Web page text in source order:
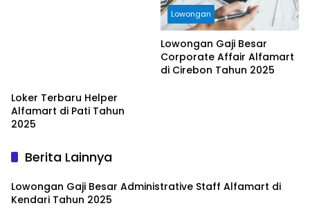
Lowongan
Lowongan Gaji Besar
Corporate Affair Alfamart
di Cirebon Tahun 2025
Loker Terbaru Helper
Alfamart di Pati Tahun
2025
Berita Lainnya
Lowongan Gaji Besar Administrative Staff Alfamart di
Kendari Tahun 2025